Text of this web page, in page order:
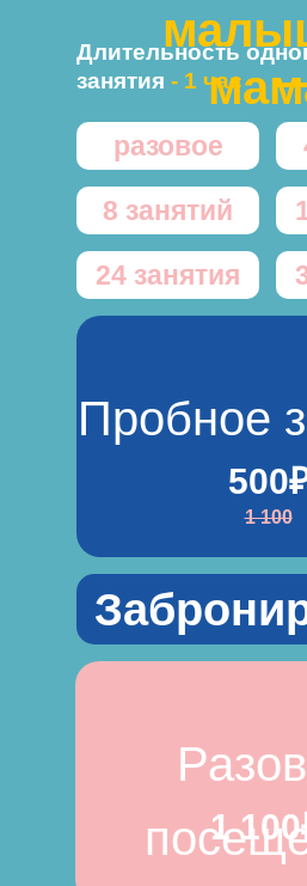
разовое
8 занятий
24 занятия
Длительность
занятия - 1 час
1 100
Пробное
1